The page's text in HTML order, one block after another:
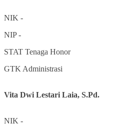
NIK -
NIP-
STAT Tenaga Honor
GTK Administrasi
Vita Dwi Lestari Laia, S.Pd.
NIK -